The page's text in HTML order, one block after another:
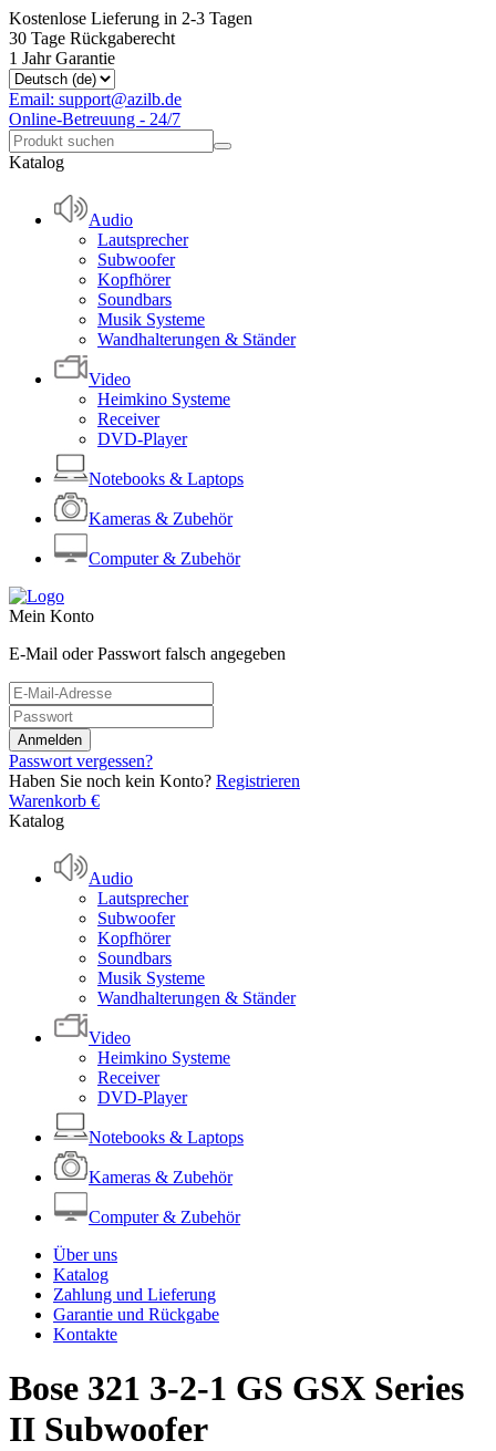
Kostenlose Lieferung in 2-3 Tagen
30 Tage Rückgaberecht
1 Jahr Garantie
Email: support@azilb.de
Online-Betreuung - 24/7
Katalog
Audio
Lautsprecher
Subwoofer
Kopfhörer
Soundbars
Musik Systeme
Wandhalterungen & Ständer
Video
Heimkino Systeme
Receiver
DVD-Player
Notebooks & Laptops
Kameras & Zubehör
Computer & Zubehör
Mein Konto
E-Mail oder Passwort falsch angegeben
Passwort vergessen?
Haben Sie noch kein Konto? Registrieren
Warenkorb €
Katalog
Audio
Lautsprecher
Subwoofer
Kopfhörer
Soundbars
Musik Systeme
Wandhalterungen & Ständer
Video
Heimkino Systeme
Receiver
DVD-Player
Notebooks & Laptops
Kameras & Zubehör
Computer & Zubehör
Über uns
Katalog
Zahlung und Lieferung
Garantie und Rückgabe
Kontakte
Bose 321 3-2-1 GS GSX Series
II Subwoofer